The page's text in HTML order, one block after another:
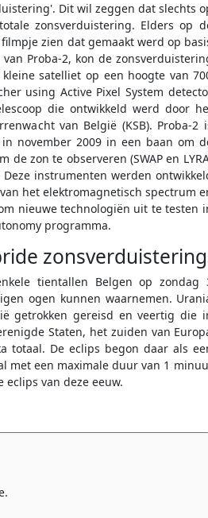
Dit wil zeggen dat slechts
zonsverduistering. Elders op
zien dat gemaakt werd op
Proba-2, kon de
satelliet op een hoogte van
using Active Pixel System
die ontwikkeld werd door
van België (KSB). Proba-2
november 2009 in een baan om
zon te observeren (SWAP en
instrumenten werden
het elektromagnetisch spectrum
nieuwe technologiën uit te testen
programma.
zonsverduistering
tientallen Belgen op zondag
ogen kunnen waarnemen.
getrokken gereisd en veertig die
Staten, het zuiden van
totaal. De eclips begon daar als
met een maximale duur van 1
van deze eeuw.